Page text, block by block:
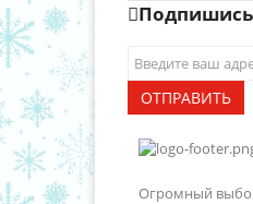
ОТПРАВИТЬ
Огромный